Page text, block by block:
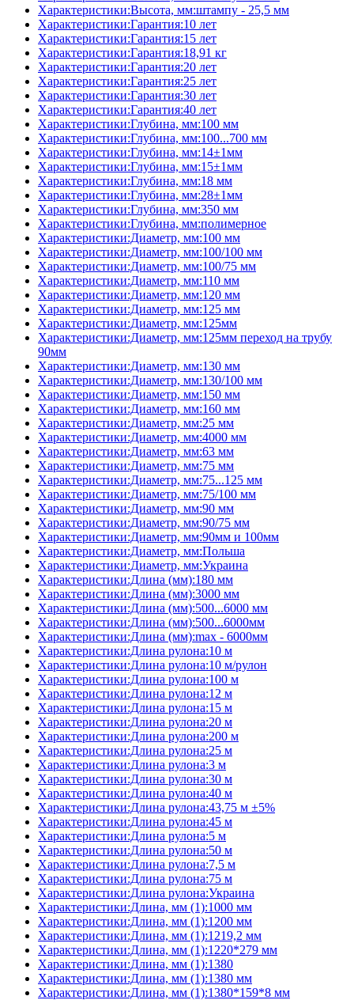
Характеристики:Высота, мм:штампу - 25,5 мм
Характеристики:Гарантия:10 лет
Характеристики:Гарантия:15 лет
Характеристики:Гарантия:18,91 кг
Характеристики:Гарантия:20 лет
Характеристики:Гарантия:25 лет
Характеристики:Гарантия:30 лет
Характеристики:Гарантия:40 лет
Характеристики:Глубина, мм:100 мм
Характеристики:Глубина, мм:100...700 мм
Характеристики:Глубина, мм:14±1мм
Характеристики:Глубина, мм:15±1мм
Характеристики:Глубина, мм:18 мм
Характеристики:Глубина, мм:28±1мм
Характеристики:Глубина, мм:350 мм
Характеристики:Глубина, мм:полимерное
Характеристики:Диаметр, мм:100 мм
Характеристики:Диаметр, мм:100/100 мм
Характеристики:Диаметр, мм:100/75 мм
Характеристики:Диаметр, мм:110 мм
Характеристики:Диаметр, мм:120 мм
Характеристики:Диаметр, мм:125 мм
Характеристики:Диаметр, мм:125мм
Характеристики:Диаметр, мм:125мм переход на трубу
90мм
Характеристики:Диаметр, мм:130 мм
Характеристики:Диаметр, мм:130/100 мм
Характеристики:Диаметр, мм:150 мм
Характеристики:Диаметр, мм:160 мм
Характеристики:Диаметр, мм:25 мм
Характеристики:Диаметр, мм:4000 мм
Характеристики:Диаметр, мм:63 мм
Характеристики:Диаметр, мм:75 мм
Характеристики:Диаметр, мм:75...125 мм
Характеристики:Диаметр, мм:75/100 мм
Характеристики:Диаметр, мм:90 мм
Характеристики:Диаметр, мм:90/75 мм
Характеристики:Диаметр, мм:90мм и 100мм
Характеристики:Диаметр, мм:Польша
Характеристики:Диаметр, мм:Украина
Характеристики:Длина (мм):180 мм
Характеристики:Длина (мм):3000 мм
Характеристики:Длина (мм):500...6000 мм
Характеристики:Длина (мм):500...6000мм
Характеристики:Длина (мм):max - 6000мм
Характеристики:Длина рулона:10 м
Характеристики:Длина рулона:10 м/рулон
Характеристики:Длина рулона:100 м
Характеристики:Длина рулона:12 м
Характеристики:Длина рулона:15 м
Характеристики:Длина рулона:20 м
Характеристики:Длина рулона:200 м
Характеристики:Длина рулона:25 м
Характеристики:Длина рулона:3 м
Характеристики:Длина рулона:30 м
Характеристики:Длина рулона:40 м
Характеристики:Длина рулона:43,75 м ±5%
Характеристики:Длина рулона:45 м
Характеристики:Длина рулона:5 м
Характеристики:Длина рулона:50 м
Характеристики:Длина рулона:7,5 м
Характеристики:Длина рулона:75 м
Характеристики:Длина рулона:Украина
Характеристики:Длина, мм (1):1000 мм
Характеристики:Длина, мм (1):1200 мм
Характеристики:Длина, мм (1):1219,2 мм
Характеристики:Длина, мм (1):1220*279 мм
Характеристики:Длина, мм (1):1380
Характеристики:Длина, мм (1):1380 мм
Характеристики:Длина, мм (1):1380*159*8 мм